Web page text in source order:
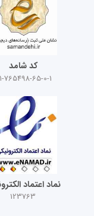
کد شامد
765498-65-0-1
نماد اعتماد
123763